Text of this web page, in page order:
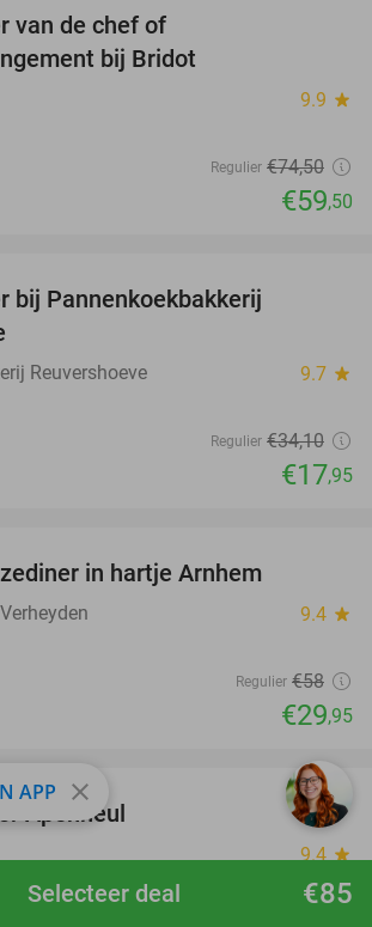
€85
Selecteer deal
van de chef of
bij Bridot
9.9 star
Regulier €74,50
€59,50
bij Pannenkoekbakkerij
Reuvershoeve 9.7 star
Regulier €34,10
€17,95
in hartje Arnhem
9.4 star
Regulier €58
€29,95
36%
Apenheul
9.4 star
APP close